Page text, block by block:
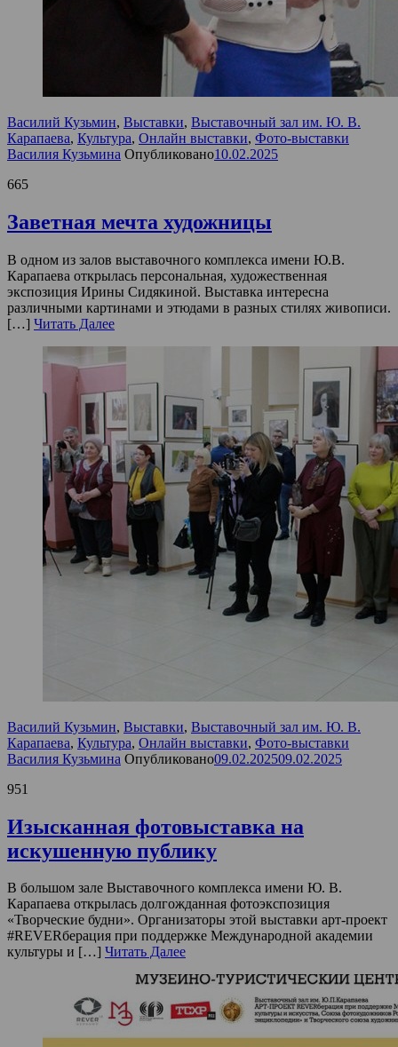
Василий Кузьмин, Выставки, Выставочный зал им. Ю. В.
Карапаева, Культура, Онлайн выставки, Фото-выставки
Василия Кузьмина Опубликовано10.02.2025
665
Заветная мечта художницы
В одном из залов выставочного комплекса имени Ю.В.
Карапаева открылась персональная, художественная
экспозиция Ирины Сидякиной. Выставка интересна
различными картинами и этюдами в разных стилях живописи.
[…] Читать Далее
Василий Кузьмин, Выставки, Выставочный зал им. Ю. В.
Карапаева, Культура, Онлайн выставки, Фото-выставки
Василия Кузьмина Опубликовано09.02.202509.02.2025
951
Изысканная фотовыставка на
искушенную публику
В большом зале Выставочного комплекса имени Ю. В.
Карапаева открылась долгожданная фотоэкспозиция
«Творческие будни». Организаторы этой выставки арт-проект
#REVERберация при поддержке Международной академии
культуры и […] Читать Далее